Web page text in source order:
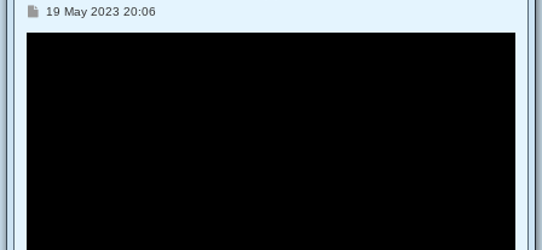
P19 May 2023 20:06